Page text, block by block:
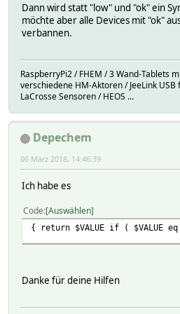
Dann wird statt "low" und "ok" ein
möchte aber alle Devices mit "ok"
verbannen.
RaspberryPi2 / FHEM / 3 Wand-Tablets
verschiedene HM-Aktoren / JeeLink
LaCrosse Sensoren / HEOS ...
Depechem
06 März 2018, 14:46:39
Ich habe es
Code Auswählen
{ return $VALUE if ( $VALUE
Danke für deine Hilfen